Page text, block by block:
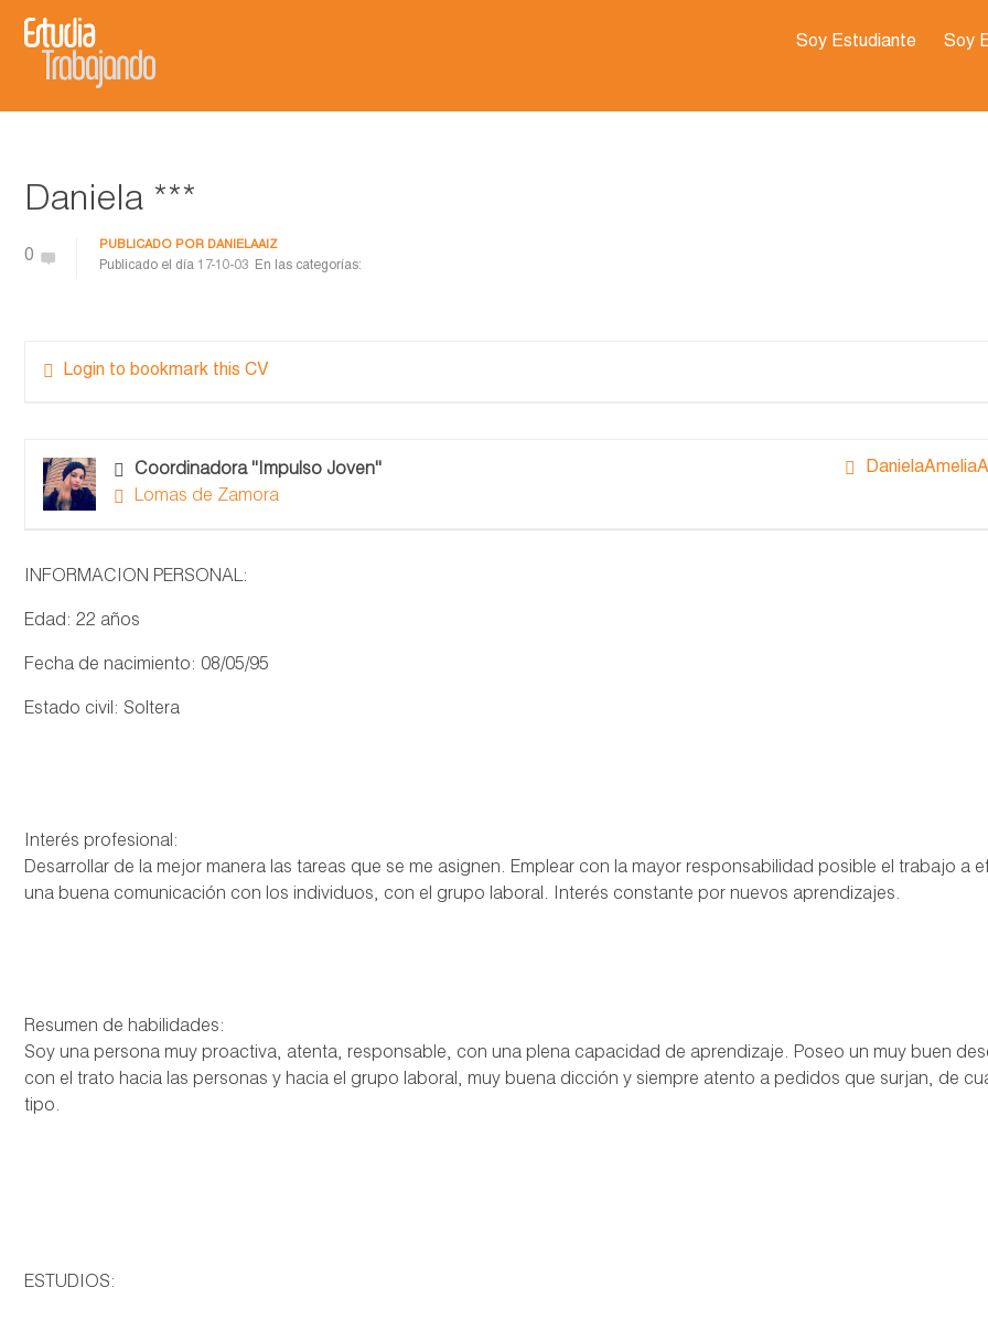
Soy Estudiante Soy
Daniela ***
0
PUBLICADO POR DANIELAAIZ
Publicado el día 17-10-03 En las categorías:
Login to bookmark this CV
Coordinadora ''Impulso Joven''
Lomas de Zamora
INFORMACION PERSONAL:
Edad: 22 años
Fecha de nacimiento: 08/05/95
Estado civil: Soltera
Interés profesional:
Desarrollar de la mejor manera las tareas que se me asignen. Emplear con la mayor responsabilidad posible el trabajo a
una buena comunicación con los individuos, con el grupo laboral. Interés constante por nuevos aprendizajes.
Resumen de habilidades:
Soy una persona muy proactiva, atenta, responsable, con una plena capacidad de aprendizaje. Poseo un muy buen
con el trato hacia las personas y hacia el grupo laboral, muy buena dicción y siempre atento a pedidos que surjan, de
tipo.
ESTUDIOS: